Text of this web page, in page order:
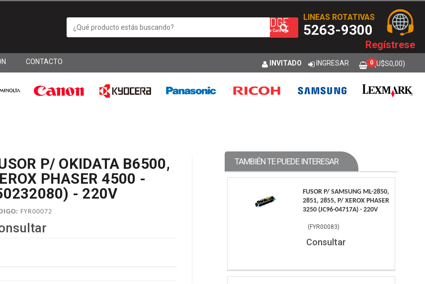
INVITADO INGRESAR 0 (U$S0,00)
CONTACTO
LINEAS ROTATIVAS
5263-9300
Regístrese
P/ OKIDATA B6500,
PHASER 4500 -
- 220V
FYR00072
TAMBIÉN TE PUEDE INTERESAR
FUSOR P/ SAMSUNG ML-2850,
2851, 2855, P/ XEROX PHASER
3250 (JC96-04717A) - 220V
( FYR00083)
Consultar